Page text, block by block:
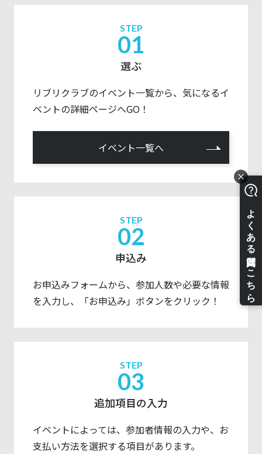
STEP
01
選ぶ
リブリクラブのイベント一覧から、気になるイ
ベントの詳細ページへGO！
イベント一覧へ
STEP
02
申込み
お申込みフォームから、参加人数や必要な情報
を入力し、「お申込み」ボタンをクリック！
STEP
03
追加項目の入力
イベントによっては、参加者情報の入力や、お
支払い方法を選択する項目があります。